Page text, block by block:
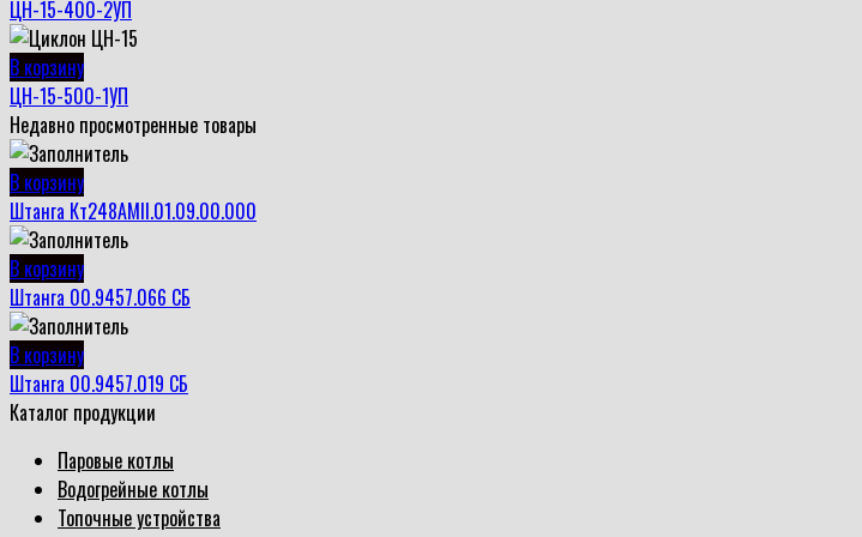
ЦН-15-400-2УП
В корзину
ЦН-15-500-1УП
Недавно просмотренные товары
В корзину
Штанга Кт248АМII.01.09.00.000
В корзину
Штанга 00.9457.066 СБ
В корзину
Штанга 00.9457.019 СБ
Каталог продукции
Паровые котлы
Водогрейные котлы
Топочные устройства